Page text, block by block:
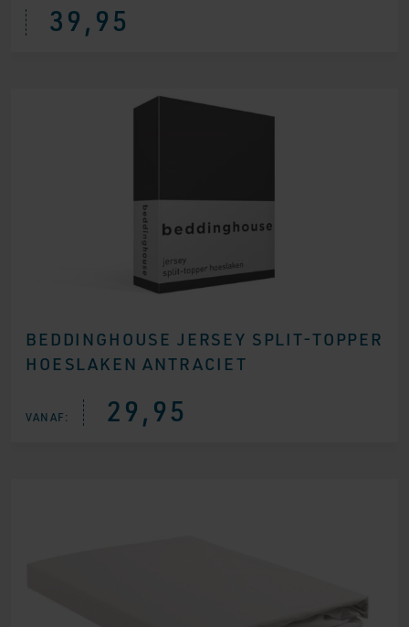
39,95
BEDDINGHOUSE JERSEY SPLIT-TOPPER
HOESLAKEN ANTRACIET
VANAF: 29,95